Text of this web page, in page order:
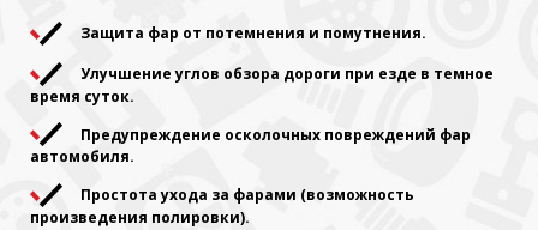
Защита фар от потемнения и помутнения.
Улучшение углов обзора дороги при езде в темное
время суток.
Предупреждение осколочных повреждений фар
автомобиля.
Простота ухода за фарами (возможность
произведения полировки).